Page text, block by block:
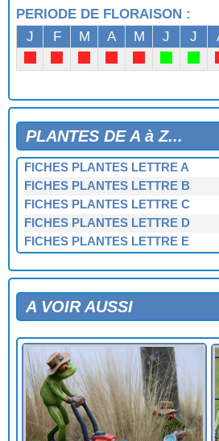
PERIODE DE FLORAISON :
J
F M A M J J
PLANTES DE A à Z...
FICHES PLANTES LETTRE A
FICHES PLANTES LETTRE B
FICHES PLANTES LETTRE C
FICHES PLANTES LETTRE D
FICHES PLANTES LETTRE E
FICHES PLANTES LETTRE G
FICHES PLANTES LETTRE H
FICHES PLANTES LETTRE I
FICHES PLANTES LETTRE K
FICHES PLANTES LETTRE L
FICHES PLANTES LETTRE M
FICHES PLANTES LETTRE N
FICHES PLANTES LETTRE O
A VOIR AUSSI